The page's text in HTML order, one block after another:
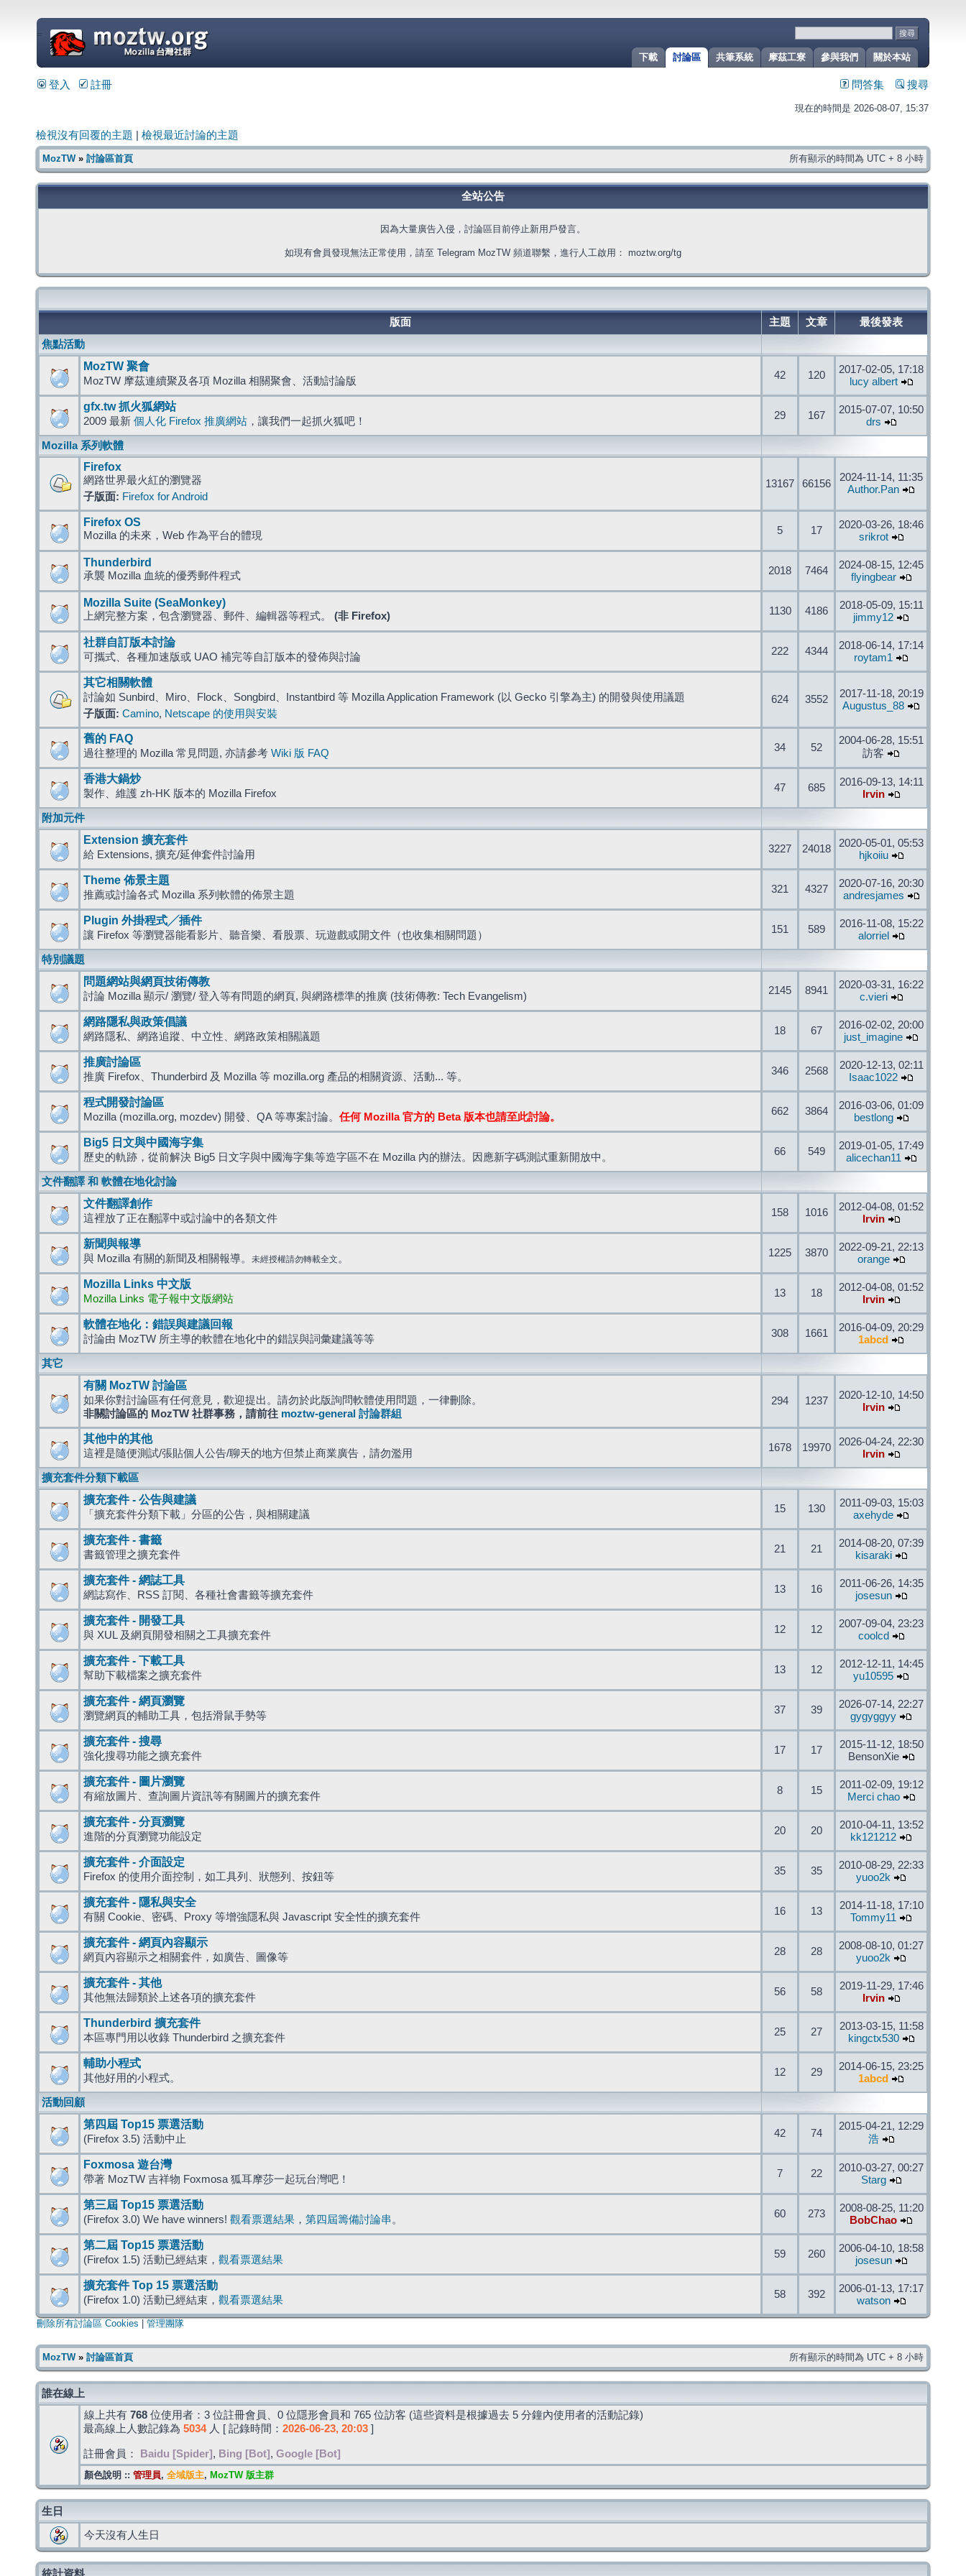
關於本站
參與我們
摩茲工寮
共筆系統
討論區
下載
=
登入 註冊 問答集 搜尋
現在的時間是 2026-08-07, 15:37
檢視沒有回覆的主題 檢視最近討論的主題
MozTW» 討論區首頁 所有顯示的時間為 UTC + 8 小時
全站公告
因為大量廣告入侵，討論區目前停止新用戶發言。
如現有會員發現無法正常使用，請至 Telegram MozTW 頻道聯繫，進行人工啟用： moztw.org/tg
版面 主題 文章
最後發表
焦點活動
MozTW 聚會
MozTW 摩茲連續聚及各項 Mozilla 相關聚會、活動討論版 42 120
2017-02-05, 17:18
lucy albert
gfx.tw 抓火狐網站
2009 最新 個人化 Firefox 推廣網站 ，讓我們一起抓火狐吧！ 29 167
2015-07-07, 10:50
drs
Mozilla 系列軟體
Firefox
網路世界最火紅的瀏覽器
子版面: Firefox for Android
13167 66156
2024-11-14, 11:35
Author.Pan
Firefox OS
Mozilla 的未來，Web 作為平台的體現 5 17
2020-03-26, 18:46
srikrot
Thunderbird
承襲 Mozilla 血統的優秀郵件程式 2018 7464
2024-08-15, 12:45
flyingbear
Mozilla Suite (SeaMonkey)
上網完整方案，包含瀏覽器、郵件、編輯器等程式。 (非 Firefox) 1130 4186
2018-05-09, 15:11
jimmy12
社群自訂版本討論
可攜式、各種加速版或 UAO 補完等自訂版本的發佈與討論 222 4344
2018-06-14, 17:14
roytam1
其它相關軟體
討論如 Sunbird、Miro、Flock、Songbird、Instantbird 等 Mozilla Application Framework (以 Gecko 引擎為主) 的開發與使用議題
子版面: Camino, Netscape 的使用與安裝
624 3552
2017-11-18, 20:19
Augustus_88
舊的 FAQ
過往整理的 Mozilla 常見問題, 亦請參考 Wiki 版 FAQ 34 52
2004-06-28, 15:51
訪客
香港大鍋炒
製作、維護 zh-HK 版本的 Mozilla Firefox 47 685
2016-09-13, 14:11
Irvin
附加元件
Extension 擴充套件
給 Extensions, 擴充/延伸套件討論用 3227 24018
2020-05-01, 05:53
hjkoiiu
Theme 佈景主題
推薦或討論各式 Mozilla 系列軟體的佈景主題 321 4327
2020-07-16, 20:30
andresjames
Plugin 外掛程式╱插件
讓 Firefox 等瀏覽器能看影片、聽音樂、看股票、玩遊戲或開文件（也收集相關問題） 151 589
2016-11-08, 15:22
alorriel
特別議題
問題網站與網頁技術傳教
討論 Mozilla 顯示/ 瀏覽/ 登入等有問題的網頁, 與網路標準的推廣 (技術傳教: Tech Evangelism) 2145 8941
2020-03-31, 16:22
c.vieri
網路隱私與政策倡議
網路隱私、網路追蹤、中立性、網路政策相關議題 18 67
2016-02-02, 20:00
just_imagine
推廣討論區
推廣 Firefox、Thunderbird 及 Mozilla 等 mozilla.org 產品的相關資源、活動... 等。 346 2568
2020-12-13, 02:11
Isaac1022
程式開發討論區
Mozilla (mozilla.org, mozdev) 開發、QA 等專案討論。 任何 Mozilla 官方的 Beta 版本也請至此討論。 662 3864
2016-03-06, 01:09
bestlong
Big5 日文與中國海字集
歷史的軌跡，從前解決 Big5 日文字與中國海字集等造字區不在 Mozilla 內的辦法。因應新字碼測試重新開放中。 66 549
2019-01-05, 17:49
alicechan11
文件翻譯 和 軟體在地化討論
文件翻譯創作
這裡放了正在翻譯中或討論中的各類文件 158 1016
2012-04-08, 01:52
Irvin
新聞與報導
與 Mozilla 有關的新聞及相關報導。 未經授權請勿轉載全文 。 1225 3870
2022-09-21, 22:13
orange
Mozilla Links 中文版
Mozilla Links 電子報中文版網站 13 18
2012-04-08, 01:52
Irvin
軟體在地化：錯誤與建議回報
討論由 MozTW 所主導的軟體在地化中的錯誤與詞彙建議等等 308 1661
2016-04-09, 20:29
1abcd
其它
有關 MozTW 討論區
如果你對討論區有任何意見，歡迎提出。請勿於此版詢問軟體使用問題，一律刪除。
非關討論區的 MozTW 社群事務，請前往 moztw-general 討論群組
294 1237
2020-12-10, 14:50
Irvin
其他中的其他
這裡是隨便測試/張貼個人公告/聊天的地方但禁止商業廣告，請勿濫用 1678 19970
2026-04-24, 22:30
Irvin
擴充套件分類下載區
擴充套件 - 公告與建議
「擴充套件分類下載」分區的公告，與相關建議 15 130
2011-09-03, 15:03
axehyde
擴充套件 - 書籤
書籤管理之擴充套件 21 21
2014-08-20, 07:39
kisaraki
擴充套件 - 網誌工具
網誌寫作、RSS 訂閱、各種社會書籤等擴充套件 13 16
2011-06-26, 14:35
josesun
擴充套件 - 開發工具
與 XUL 及網頁開發相關之工具擴充套件 12 12
2007-09-04, 23:23
coolcd
擴充套件 - 下載工具
幫助下載檔案之擴充套件 13 12
2012-12-11, 14:45
yu10595
擴充套件 - 網頁瀏覽
瀏覽網頁的輔助工具，包括滑鼠手勢等 37 39
2026-07-14, 22:27
gygyggyy
擴充套件 - 搜尋
強化搜尋功能之擴充套件 17 17
2015-11-12, 18:50
BensonXie
擴充套件 - 圖片瀏覽
有縮放圖片、查詢圖片資訊等有關圖片的擴充套件 8 15
2011-02-09, 19:12
Merci chao
擴充套件 - 分頁瀏覽
進階的分頁瀏覽功能設定 20 20
2010-04-11, 13:52
kk121212
擴充套件 - 介面設定
Firefox 的使用介面控制，如工具列、狀態列、按鈕等 35 35
2010-08-29, 22:33
yuoo2k
擴充套件 - 隱私與安全
有關 Cookie、密碼、Proxy 等增強隱私與 Javascript 安全性的擴充套件 16 13
2014-11-18, 17:10
Tommy11
擴充套件 - 網頁內容顯示
網頁內容顯示之相關套件，如廣告、圖像等 28 28
2008-08-10, 01:27
yuoo2k
擴充套件 - 其他
其他無法歸類於上述各項的擴充套件 56 58
2019-11-29, 17:46
Irvin
Thunderbird 擴充套件
本區專門用以收錄 Thunderbird 之擴充套件 25 27
2013-03-15, 11:58
kingctx530
輔助小程式
其他好用的小程式。 12 29
2014-06-15, 23:25
1abcd
活動回顧
第四屆 Top15 票選活動
(Firefox 3.5) 活動中止 42 74
2015-04-21, 12:29
浩
Foxmosa 遊台灣
帶著 MozTW 吉祥物 Foxmosa 狐耳摩莎一起玩台灣吧！ 7 22
2010-03-27, 00:27
Starg
第三屆 Top15 票選活動
(Firefox 3.0) We have winners! 觀看票選結果 ， 第四屆籌備討論串 。 60 273
2008-08-25, 11:20
BobChao
第二屆 Top15 票選活動
(Firefox 1.5) 活動已經結束， 觀看票選結果 59 260
2006-04-10, 18:58
josesun
擴充套件 Top 15 票選活動
(Firefox 1.0) 活動已經結束， 觀看票選結果 58 392
2006-01-13, 17:17
watson
刪除所有討論區 Cookies 管理團隊
MozTW» 討論區首頁 所有顯示的時間為 UTC + 8 小時
誰在線上
線上共有 768 位使用者：3 位註冊會員、0 位隱形會員和 765 位訪客 (這些資料是根據過去 5 分鐘內使用者的活動記錄)
最高線上人數記錄為 5034人 [ 記錄時間： 2026-06-23, 20:03 ]
註冊會員： Baidu [Spider] , Bing [Bot] , Google [Bot]
顏色說明 :: 管理員, 全域版主, MozTW 版主群
生日
今天沒有人生日